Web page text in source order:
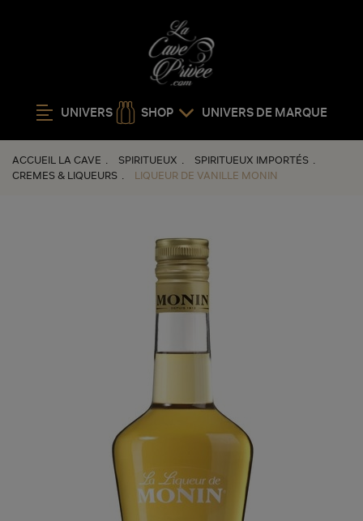
UNIVERS SHOP UNIVERS DE MARQUE
ACCUEIL LA CAVE SPIRITUEUX
SPIRITUEUX IMPORTÉS
CREMES & LIQUEURS
LIQUEUR DE VANILLE MONIN